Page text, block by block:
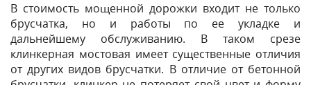
В стоимость мощенной дорожки входит не только
брусчатка, но и работы по ее укладке и
дальнейшему обслуживанию. В таком срезе
клинкерная мостовая имеет существенные отличия
от других видов брусчатки. В отличие от бетонной